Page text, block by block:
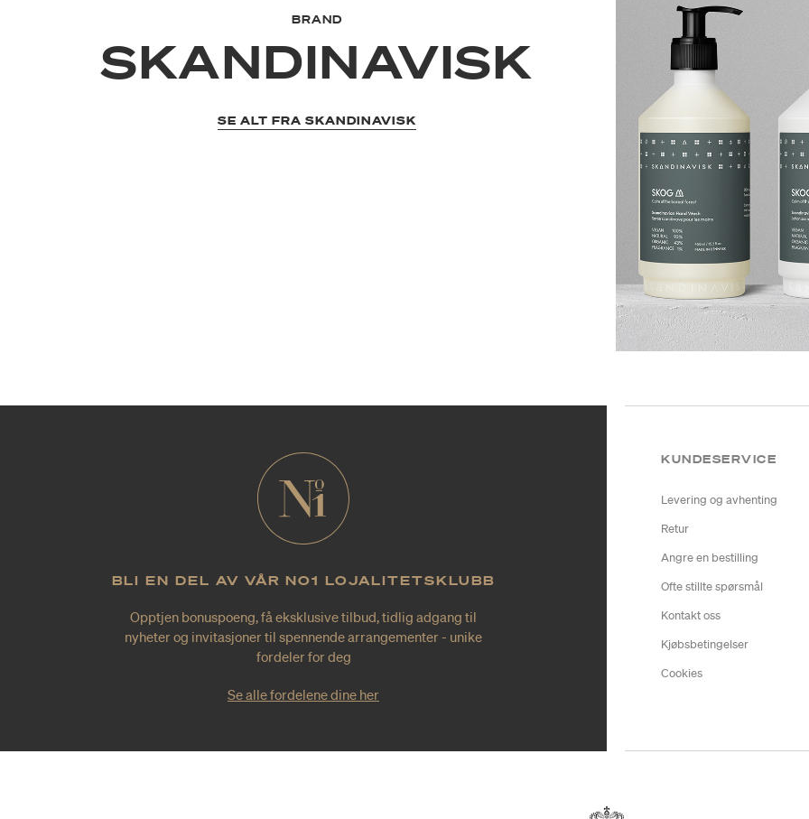
BRAND
SKANDINAVISK
SE ALT FRA SKANDINAVISK
BLI EN DEL AV VÅR NO1 LOJALITETSKLUBB
Opptjen bonuspoeng, få eksklusive tilbud, tidlig adgang til
nyheter og invitasjoner til spennende arrangementer - unike
fordeler for deg
Se alle fordelene dine her
KUNDESERVICE
Levering og avhenting
Retur
Angre en bestilling
Ofte stillte spørsmål
Kontakt oss
Kjøbsbetingelser
Cookies